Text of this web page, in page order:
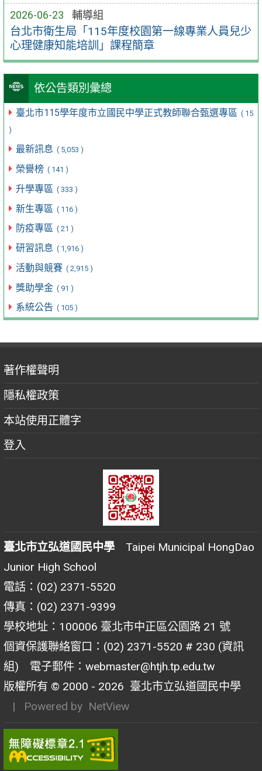
2026-06-23 輔導組
台北市衛生局「115年度校園第一線專業人員兒少
心理健康知能培訓」課程簡章
依公告類別彙總
臺北市115學年度市立國民中學正式教師聯合甄選專區 ( 15
)
最新訊息 ( 5,053 )
榮譽榜 ( 141 )
升學專區 ( 333 )
新生專區 ( 116 )
防疫專區 ( 21 )
研習訊息 ( 1,916 )
活動與競賽 ( 2,915 )
獎助學金 ( 91 )
系統公告 ( 105 )
著作權聲明
隱私權政策
本站使用正體字
登入
臺北市立弘道國民中學 Taipei Municipal HongDao
Junior High School
電話：(02) 2371-5520
傳真：(02) 2371-9399
學校地址：100006 臺北市中正區公園路 21 號
個資保護聯絡窗口：(02) 2371-5520 # 230 (資訊
組) 電子郵件：webmaster@htjh.tp.edu.tw
版權所有 © 2000 - 2026 臺北市立弘道國民中學
| Powered by NetView